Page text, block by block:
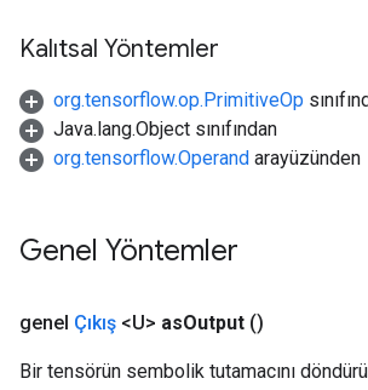
Kalıtsal Yöntemler
org.tensorflow.op.PrimitiveOp
Java.lang.Object sınıfından
org.tensorflow.Operand arayüzünden
Genel Yöntemler
genel Çıkış <U> asOutput ()
Bir tensörün sembolik tutamacını